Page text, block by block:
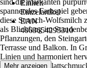
Einheit
Einzelartikel
EAN
4063654295310
sind die markanten
spannendes Farbspiel
diese Strauch-Wolfsmilch
als Blickfang im
Pflanzungen, den
Terrasse und Balkon. In
Linien und harmoniert
und silbrigem
Mehr anzeigen